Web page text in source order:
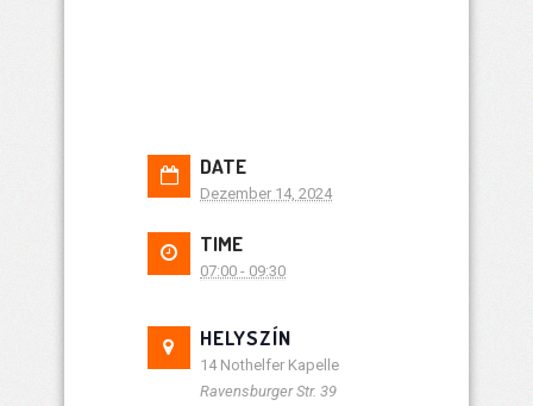
DATE
Dezember 14, 2024
TIME
07:00 - 09:30
HELYSZÍN
14 Nothelfer Kapelle
Ravensburger Str. 39